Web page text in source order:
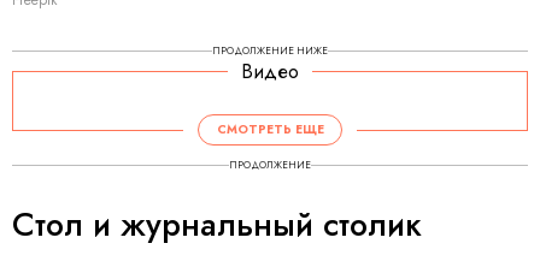
ПРОДОЛЖЕНИЕ НИЖЕ
Видео
СМОТРЕТЬ ЕЩЕ
ПРОДОЛЖЕНИЕ
Стол и журнальный столик